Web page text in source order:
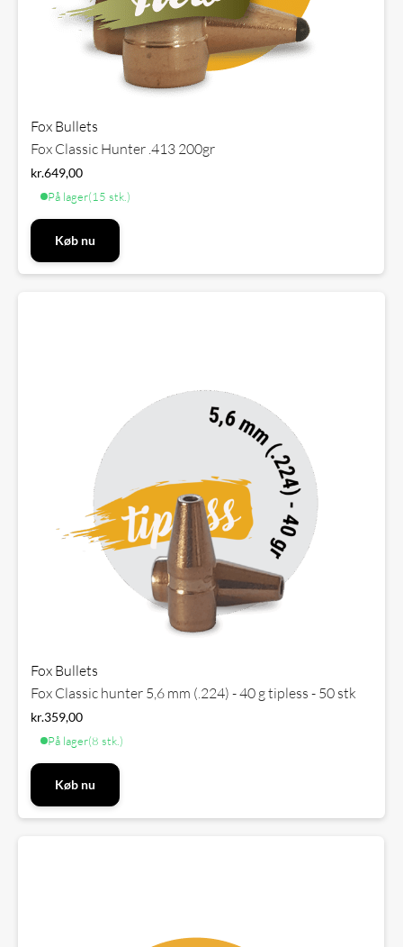
Fox Bullets
Fox Classic Hunter .413 200gr
kr.649,00
På lager(15 stk.)
Køb nu
Fox Bullets
Fox Classic hunter 5,6 mm (.224) - 40 g tipless - 50 stk
kr.359,00
På lager(8 stk.)
Køb nu